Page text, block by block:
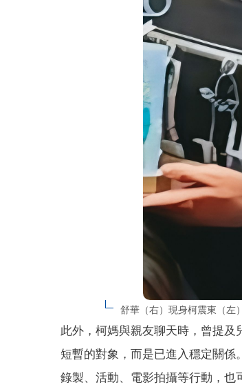
舒華（右）現身柯震東（左
此外，柯媽與親友聊天時，曾提
短暫的對象，而是已進入穩定關
錄製、活動、電影拍攝等行動，也